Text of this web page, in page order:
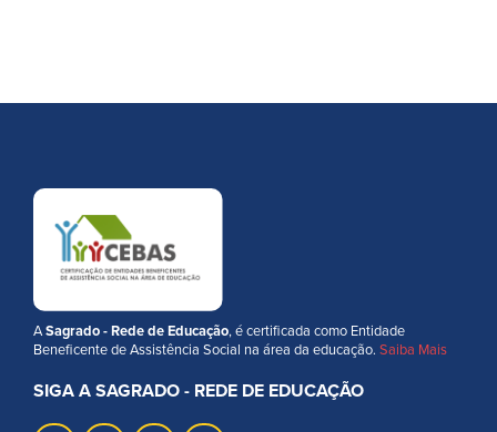
ASagrado - Rede de Educação, é certificada como Entidade
Beneficente de Assistência Social na área da educação. Saiba Mais
SIGA A SAGRADO - REDE DE EDUCAÇÃO